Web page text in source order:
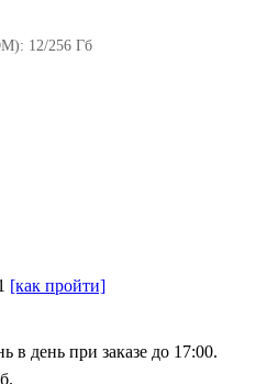
12/256 Гб
[как пройти]
в день при заказе до 17:00.